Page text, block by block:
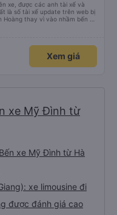
Hoàng thay vì vào nhầm bến xe
Xem giá
xe Mỹ Đình từ
xe Mỹ Đình từ Hà
xe limousine đi
được đánh giá cao